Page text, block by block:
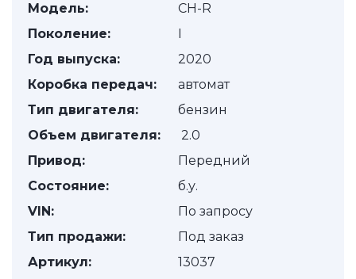
Модель:
CH-R
Поколение:
I
Год выпуска:
2020
Коробка передач:
автомат
Тип двигателя:
бензин
Объем двигателя:
2.0
Привод:
Передний
Состояние:
б.у.
VIN:
По запросу
Тип продажи:
Под заказ
Артикул:
13037